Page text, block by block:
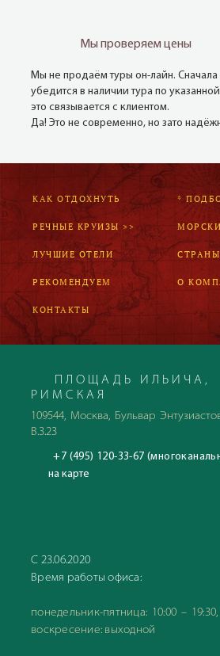
Мы проверяем цены
Мы не продаём туры он-лайн.
убедится в наличии тура по
это связывается с клиентом.
Да! Это не современно, но зато
КАК ОТДОХНУТЬ *
РЕЧНЫЕ КРУИЗЫ >>
ЛУЧШИЕ ОТЕЛИ
РЕКОМЕНДУЕМ О
КОНТАКТЫ
ПЛОЩАДЬ ИЛЬИЧА,
РИМСКАЯ
109544, Москва, Бульвар
В.3.23
+7 (495) 120-33-67
на карте
С 23.06.2020
Время работы офиса:
понедельник-пятница: 10:00 –
воскресение: выходной